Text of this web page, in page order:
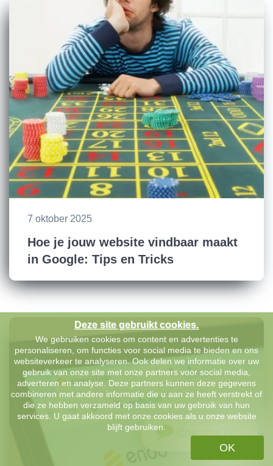
7 oktober 2025
Hoe je jouw website vindbaar maakt
in Google: Tips en Tricks
Chat met ons
Deze site gebruikt cookies.
We gebruiken cookies om content en advertenties te
personaliseren, om functies voor social media te bieden en ons
websiteverkeer te analyseren. Ook delen we informatie over uw
gebruik van onze site met onze partners voor social media,
adverteren en analyse. Deze partners kunnen deze gegevens
combineren met andere informatie die u aan ze heeft verstrekt of
die ze hebben verzameld op basis van uw gebruik van hun
services. U gaat akkoord met onze cookies als u onze website
blijft gebruiken.
OK